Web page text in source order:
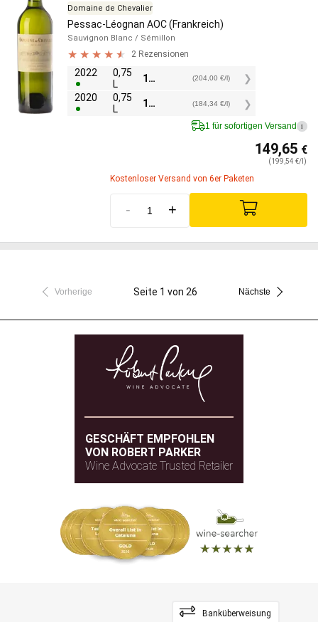
Domaine de Chevalier
Pessac-Léognan AOC (Frankreich)
Sauvignon Blanc / Sémillon
2 Rezensionen
2022
0,75
L
153,00 (204,00 €/l)
2020
0,75
L
138,25 (184,34 €/l)
1 für sofortigen Versand i
149,65 €
(199,54 €/l)
Kostenloser Versand von 6er Paketen
- +
Vorherige Seite 1 von 26 Nächste
GESCHÄFT EMPFOHLEN
VON ROBERT PARKER
Wine Advocate Trusted Retailer
Banküberweisung